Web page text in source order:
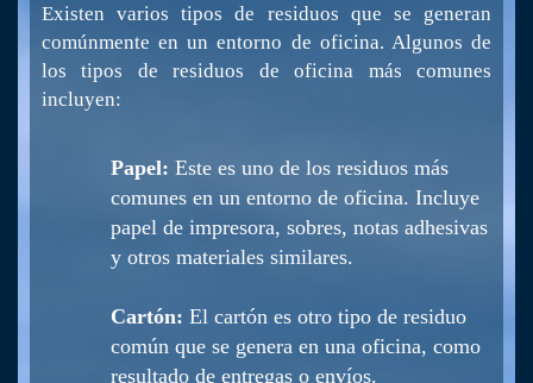
Existen varios tipos de residuos que se generan
comúnmente en un entorno de oficina. Algunos de
los tipos de residuos de oficina más comunes
incluyen:
Papel: Este es uno de los residuos más
comunes en un entorno de oficina. Incluye
papel de impresora, sobres, notas adhesivas
y otros materiales similares.
Cartón: El cartón es otro tipo de residuo
común que se genera en una oficina, como
resultado de entregas o envíos.